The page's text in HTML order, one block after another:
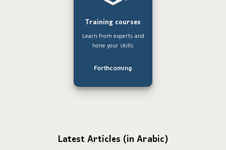
Training courses
Learn from experts and
hone your skills
Forthcoming
Latest Articles (in Arabic)